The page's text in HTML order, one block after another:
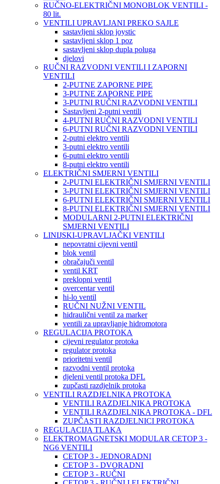
RUČNO-ELEKTRIČNI MONOBLOK VENTILI -
80 lit.
VENTILI UPRAVLJANI PREKO SAJLE
sastavljeni sklop joystic
sastavljeni sklop 1 poz
sastavljeni sklop dupla poluga
djelovi
RUČNI RAZVODNI VENTILI I ZAPORNI
VENTILI
2-PUTNE ZAPORNE PIPE
3-PUTNE ZAPORNE PIPE
3-PUTNI RUČNI RAZVODNI VENTILI
Sastavljeni 2-putni ventili
4-PUTNI RUČNI RAZVODNI VENTILI
6-PUTNI RUČNI RAZVODNI VENTILI
2-putni elektro ventili
3-putni elektro ventili
6-putni elektro ventili
8-putni elektro ventili
ELEKTRIČNI SMJERNI VENTILI
2-PUTNI ELEKTRIČNI SMJERNI VENTILI
3-PUTNI ELEKTRIČNI SMJERNI VENTILI
6-PUTNI ELEKTRIČNI SMJERNI VENTILI
8-PUTNI ELEKTRIČNI SMJERNI VENTILI
MODULARNI 2-PUTNI ELEKTRIČNI
SMJERNI VENTILI
LINIJSKI-UPRAVLJAČKI VENTILI
nepovratni cijevni ventil
blok ventil
obračajuči ventil
ventil KRT
preklopni ventil
overcentar ventil
hi-lo ventil
RUČNI NUŽNI VENTIL
hidraulični ventil za marker
ventili za upravljanje hidromotora
REGULACIJA PROTOKA
cijevni regulator protoka
regulator protoka
prioritetni ventil
razvodni ventil protoka
djeleni ventil protoka DFL
zupčasti razdjelnik protoka
VENTILI RAZDJELNIKA PROTOKA
VENTILI RAZDJELNIKA PROTOKA
VENTILI RAZDJELNIKA PROTOKA - DFL
ZUPČASTI RAZDJELNICI PROTOKA
REGULACIJA TLAKA
ELEKTROMAGNETSKI MODULAR CETOP 3 -
NG6 VENTILI
CETOP 3 - JEDNORADNI
CETOP 3 - DVORADNI
CETOP 3 - RUČNI